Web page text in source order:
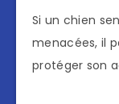
Si un chien
menacées, il
protéger son